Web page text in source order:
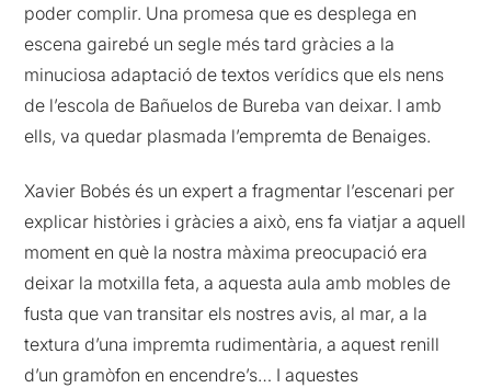
poder complir. Una promesa que es desplega en
escena gairebé un segle més tard gràcies a la
minuciosa adaptació de textos verídics que els nens
de l’escola de Bañuelos de Bureba van deixar. I amb
ells, va quedar plasmada l’empremta de Benaiges.
Xavier Bobés és un expert a fragmentar l’escenari per
explicar històries i gràcies a això, ens fa viatjar a aquell
moment en què la nostra màxima preocupació era
deixar la motxilla feta, a aquesta aula amb mobles de
fusta que van transitar els nostres avis, al mar, a la
textura d’una impremta rudimentària, a aquest renill
d’un gramòfon en encendre’s… I aquestes